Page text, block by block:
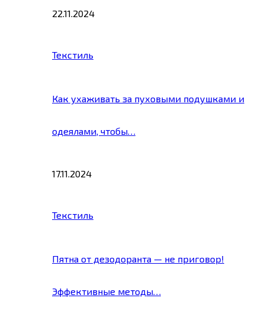
22.11.2024
Текстиль
Как ухаживать за пуховыми подушками и
одеялами, чтобы…
17.11.2024
Текстиль
Пятна от дезодоранта — не приговор!
Эффективные методы…